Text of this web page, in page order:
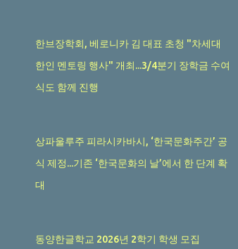
한브장학회, 베로니카 김 대표 초청 "차세대
한인 멘토링 행사" 개최...3/4분기 장학금 수여
식도 함께 진행
상파울루주 피라시카바시, ‘한국문화주간’ 공
식 제정...기존 ‘한국문화의 날’에서 한 단계 확
대
동양한글학교 2026년 2학기 학생 모집